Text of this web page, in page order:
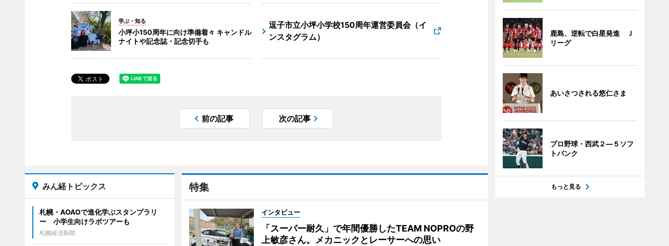
学ぶ・知る
小坪小150周年に向け準備着々 キャンドル
ナイトや記念誌・記念切手も
逗子市立小坪小学校150周年運営委員会（イ
ンスタグラム）
前の記事 次の記事
特集
インタビュー
「スーパー耐久」で年間優勝したTEAM NOPROの野
上敏彦さん。メカニックとレーサーへの思い
みん経トピックス
札幌・AOAOで進化学ぶスタンプラリ
ー 小学生向けラボツアーも
札幌経済新聞
鹿島、逆転で白星発進 Ｊ
リーグ
あいさつされる悠仁さま
プロ野球・西武２―５ソフ
トバンク
もっと見る